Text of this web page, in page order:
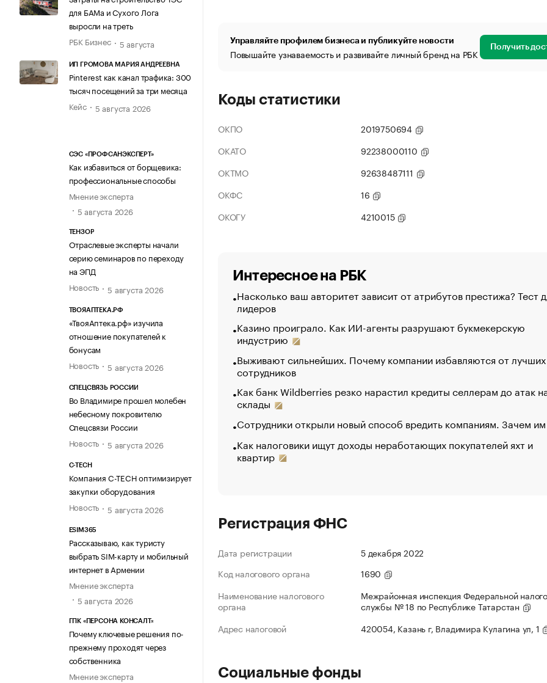
для БАМа и Сухого Лога
выросли на треть
РБК Бизнес
5 августа
ИП ГРОМОВА МАРИЯ АНДРЕЕВНА
Pinterest как канал трафика: 300
тысяч посещений за три месяца
Кейс
5 августа 2026
СЭС «ПРОФСАНЭКСПЕРТ»
Как избавиться от борщевика:
профессиональные способы
Мнение эксперта
5 августа 2026
ТЕНЗОР
Отраслевые эксперты начали
серию семинаров по переходу
на ЭПД
Новость
5 августа 2026
ТВОЯАПТЕКА.РФ
«ТвояАптека.рф» изучила
отношение покупателей к
бонусам
Новость
5 августа 2026
СПЕЦСВЯЗЬ РОССИИ
Во Владимире прошел молебен
небесному покровителю
Спецсвязи России
Новость
5 августа 2026
C-TECH
Компания C-TECH оптимизирует
закупки оборудования
Новость
5 августа 2026
ESIM365
Рассказываю, как туристу
выбрать SIM-карту и мобильный
интернет в Армении
Мнение эксперта
5 августа 2026
ГПК «ПЕРСОНА КОНСАЛТ»
Почему ключевые решения по-
прежнему проходят через
собственника
Мнение эксперта
Управляйте профилем бизнеса и публикуйте новости
Повышайте узнаваемость и развивайте личный бренд на РБК Получить
Коды статистики
ОКПО
2019750694
ОКАТО
92238000110
ОКТМО
92638487111
ОКФС
16
ОКОГУ
4210015
Интересное на РБК
Насколько ваш авторитет зависит от атрибутов престижа? Тест
лидеров
Казино проиграло. Как ИИ-агенты разрушают букмекерскую
индустрию
Выживают сильнейших. Почему компании избавляются от лучших
сотрудников
Как банк Wildberries резко нарастил кредиты селлерам до атак
склады
Сотрудники открыли новый способ вредить компаниям. Зачем
Как налоговики ищут доходы неработающих покупателей яхт и
квартир
Регистрация ФНС
Дата регистрации
5 декабря 2022
Код налогового органа
1690
Наименование налогового
органа
Межрайонная инспекция Федеральной
службы № 18 по Республике Татарстан
Адрес налоговой
420054, Казань г, Владимира Кулагина ул, 1
Социальные фонды